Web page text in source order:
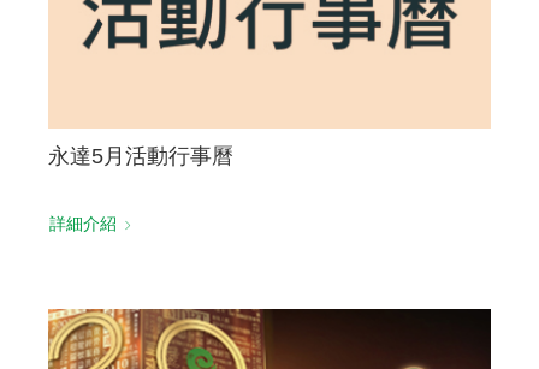
永達5月活動行事曆
詳細介紹